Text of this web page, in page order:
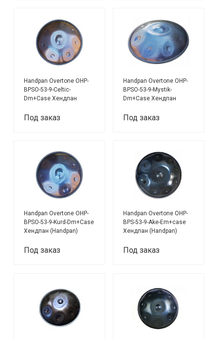
Handpan Overtone OHP-
BPSO-53-9-Celtic-
Dm+Case Хендпан
Под заказ
Handpan Overtone OHP-
BPSO-53-9-Mystik-
Dm+Case Хендпан
Под заказ
Handpan Overtone OHP-
BPSO-53-9-Kurd-Dm+Case
Хендпан (Handpan)
Под заказ
Handpan Overtone OHP-
BPS-53-9-Ake-Em+case
Хендпан (Handpan)
Под заказ